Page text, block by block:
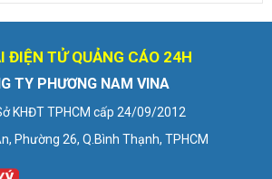
ĐIỆN TỬ QUẢNG CÁO 24H
TY PHƯƠNG NAM VINA
KHĐT TPHCM cấp 24/09/2012
Phường 26, Q.Bình Thạnh, TPHCM